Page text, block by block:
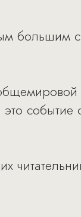
большим
событие